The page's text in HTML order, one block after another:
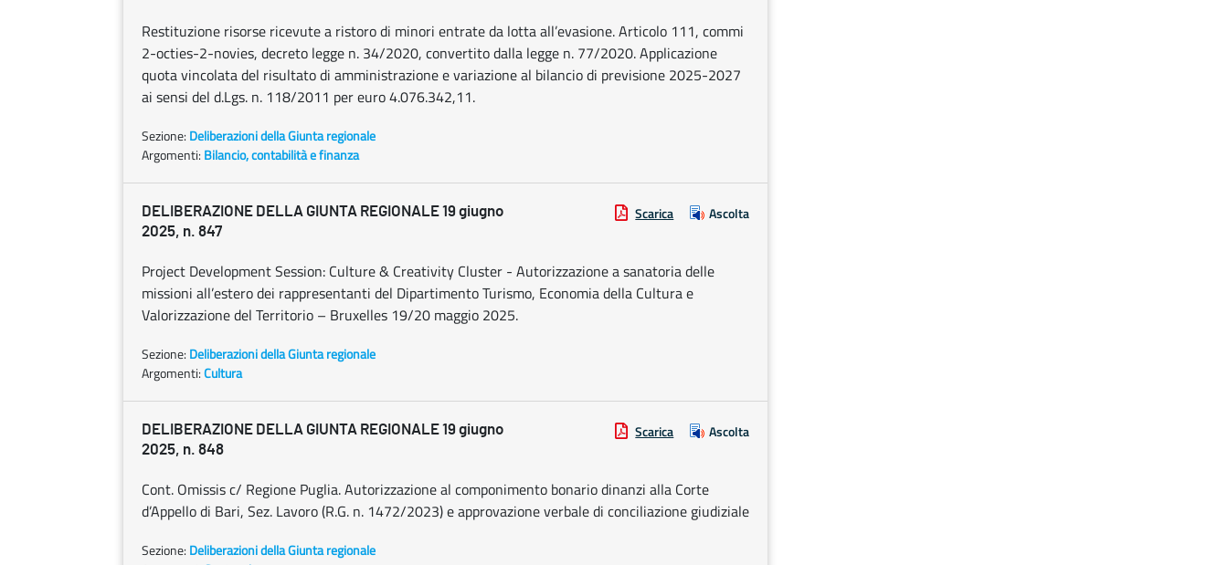
Restituzione risorse ricevute a ristoro di minori entrate da lotta all’evasione. Articolo 111, commi
2-octies-2-novies, decreto legge n. 34/2020, convertito dalla legge n. 77/2020. Applicazione
quota vincolata del risultato di amministrazione e variazione al bilancio di previsione 2025-2027
ai sensi del d.Lgs. n. 118/2011 per euro 4.076.342,11.
Sezione: Deliberazioni della Giunta regionale
Argomenti: Bilancio, contabilità e finanza
DELIBERAZIONE DELLA GIUNTA REGIONALE 19 giugno
2025, n. 847
Scarica Ascolta
Project Development Session: Culture & Creativity Cluster - Autorizzazione a sanatoria delle
missioni all’estero dei rappresentanti del Dipartimento Turismo, Economia della Cultura e
Valorizzazione del Territorio – Bruxelles 19/20 maggio 2025.
Sezione: Deliberazioni della Giunta regionale
Argomenti:Cultura
DELIBERAZIONE DELLA GIUNTA REGIONALE 19 giugno
2025, n. 848
Scarica Ascolta
Cont. Omissis c/ Regione Puglia. Autorizzazione al componimento bonario dinanzi alla Corte
d’Appello di Bari, Sez. Lavoro (R.G. n. 1472/2023) e approvazione verbale di conciliazione giudiziale
Sezione: Deliberazioni della Giunta regionale